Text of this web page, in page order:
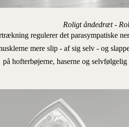
Roligt åndedræt -
regulerer det parasympatiske
mere slip - af sig selv - og
på hofterbøjerne, haserne og